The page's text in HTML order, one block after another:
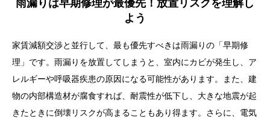
雨漏りは早期修理が最優先！放置リスクを理解し
よう
家賃減額交渉と並行して、最も優先すべきは雨漏りの「早期修
理」です。雨漏りを放置してしまうと、室内にカビが発生し、ア
レルギーや呼吸器疾患の原因になる可能性があります。また、建
物の内部構造材が腐食すれば、耐震性が低下し、大きな地震が起
きたときに倒壊リスクが高まることもあり得ます。さらに、電気